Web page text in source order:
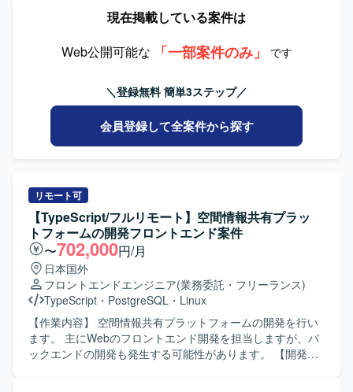
React、バックエンドにSpring Bootを採用しており、一般
理等を一体的に実現するシステムの開発に携わっていただ
程から主体的に関わり、自ら考えて課題整理や提案ができ
る方を求めています。関係者と円滑にコミュニケーション
を取りながら、チームで協調して開発を進められる方が望
続を支えるシステム開発に携わることで、社会的意義の高
たモダンなアーキテクチャでの開発スキルを高めることが
できます。 【開発環境】 フロントエンドにReactおよび
TypeScript、バックエンドにSpring Bootを採用した構成と
なります。
現在掲載している案件は
Web公開可能な
「一部案件のみ」 です
＼登録無料 簡単3ステップ／
会員登録して全案件から探す
リモート可
【TypeScript/フルリモート】空間情報共有プラッ
トフォームの開発フロントエンド案件
〜702,000円/月
日本国外
フロントエンドエンジニア(業務委託・フリーランス)
TypeScript ・ PostgreSQL ・ Linux
【作業内容】 空間情報共有プラットフォームの開発を行い
ます。 主にWebのフロントエンド開発を担当しますが、バ
ックエンドの開発も発生する可能性があります。 【開発環